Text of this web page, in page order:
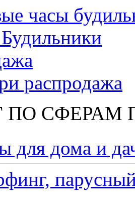
часы
распродажа
ПО СФЕРАМ
для дома и